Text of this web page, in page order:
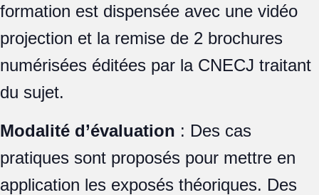
formation est dispensée avec une vidéo
projection et la remise de 2 brochures
numérisées éditées par la CNECJ traitant
du sujet.
Modalité d’évaluation : Des cas
pratiques sont proposés pour mettre en
application les exposés théoriques. Des